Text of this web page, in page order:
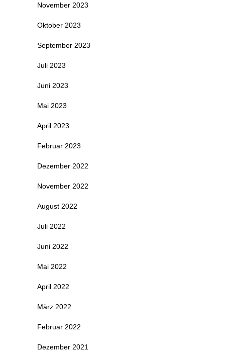
November 2023
Oktober 2023
September 2023
Juli 2023
Juni 2023
Mai 2023
April 2023
Februar 2023
Dezember 2022
November 2022
August 2022
Juli 2022
Juni 2022
Mai 2022
April 2022
März 2022
Februar 2022
Dezember 2021